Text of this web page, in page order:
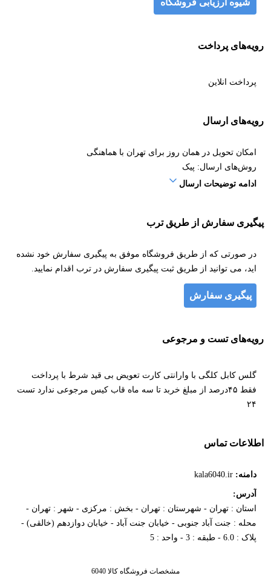
شیوه ارزیابی فروشگاه
رویه‌های پرداخت
پرداخت انلاین
رویه‌های ارسال
امکان تحویل در همان روز برای تهران با هماهنگی
روش‌های ارسال: پیک
ادامه توضیحات ارسال
پیگیری سفارش از طریق ترب
در صورتی که از طریق فروشگاه موفق به پیگیری سفارش خود نشده
اید، می توانید از طریق ثبت پیگیری سفارش در ترب اقدام نمایید.
پیگیری سفارش
رویه‌های تست و مرجوعی
گلس کابل کلگی با وارانتی کارت تعویض بی قید شرط با پرداخت
فقط ۴۵درصد از مبلغ خربد تا سه ماه قاب کیس مرجوعی ندارد تست
۲۴
اطلاعات تماس
دامنه: kala6040.ir
آدرس:
استان : تهران - شهرستان : تهران - بخش : مرکزی - شهر : تهران -
محله : جنت آباد جنوبی - خیابان جنت آباد - خیابان دوازدهم (خالقی) -
پلاک : 6.0 - طبقه : 3 - واحد : 5
مشخصات فروشگاه کالا 6040